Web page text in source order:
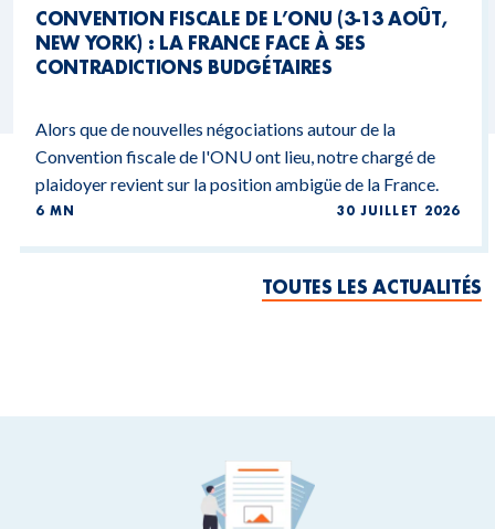
CONVENTION FISCALE DE L’ONU (3-13 AOÛT,
NEW YORK) : LA FRANCE FACE À SES
CONTRADICTIONS BUDGÉTAIRES
Alors que de nouvelles négociations autour de la
Convention fiscale de l'ONU ont lieu, notre chargé de
plaidoyer revient sur la position ambigüe de la France.
6 MN 30 JUILLET 2026
TOUTES LES ACTUALITÉS